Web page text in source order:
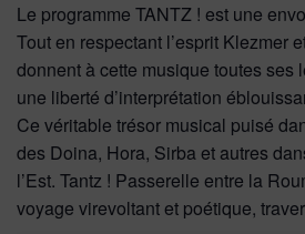
Le programme TANTZ ! est une
Tout en respectant l’esprit Klezmer
donnent à cette musique toutes
une liberté d’interprétation
Ce véritable trésor musical puisé
des Doina, Hora, Sirba et autres
l’Est. Tantz ! Passerelle entre la
voyage virevoltant et poétique,